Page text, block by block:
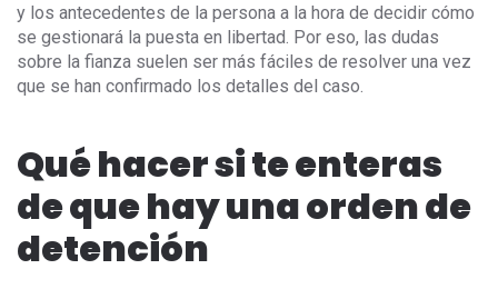
y los antecedentes de la persona a la hora de decidir cómo
se gestionará la puesta en libertad. Por eso, las dudas
sobre la fianza suelen ser más fáciles de resolver una vez
que se han confirmado los detalles del caso.
Qué hacer si te enteras
de que hay una orden de
detención